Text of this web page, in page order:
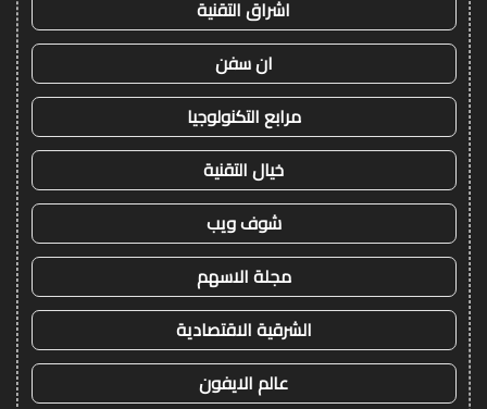
اشراق التقنية
ان سفن
مرابع التكنولوجيا
خيال التقنية
شوف ويب
مجلة الاسهم
الشرقية الاقتصادية
عالم الايفون